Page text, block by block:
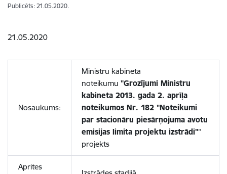
Publicēts: 21.05.2020.
21.05.2020
Nosaukums:
Ministru kabineta
noteikumu "Grozījumi Ministru
kabineta 2013. gada 2. aprīļa
noteikumos Nr. 182 "Noteikumi
par stacionāru piesārņojuma avotu
emisijas limita projektu izstrādi""
projekts
Aprites